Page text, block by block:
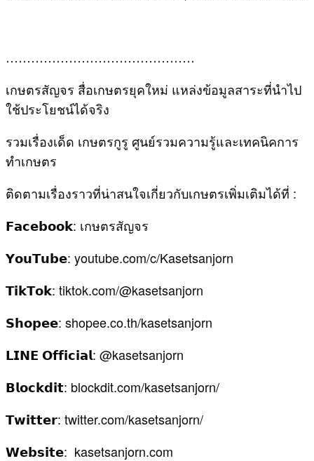
………………………………………
เกษตรสัญจร สื่อเกษตรยุคใหม่ แหล่งข้อมูลสาระที่นำไป
ใช้ประโยชน์ได้จริง
รวมเรื่องเด็ด เกษตรกูรู ศูนย์รวมความรู้และเทคนิคการ
ทำเกษตร
ติดตามเรื่องราวที่น่าสนใจเกี่ยวกับเกษตรเพิ่มเติมได้ที่ :
𝗙𝗮𝗰𝗲𝗯𝗼𝗼𝗸: เกษตรสัญจร
𝗬𝗼𝘂𝗧𝘂𝗯𝗲: youtube.com/c/Kasetsanjorn
𝗧𝗶𝗸𝗧𝗼𝗸: tiktok.com/@kasetsanjorn
𝗦𝗵𝗼𝗽𝗲𝗲: shopee.co.th/kasetsanjorn
𝗟𝗜𝗡𝗘 𝗢𝗳𝗳𝗶𝗰𝗶𝗮𝗹: @kasetsanjorn
𝗕𝗹𝗼𝗰𝗸𝗱𝗶𝘁: blockdit.com/kasetsanjorn/
𝗧𝘄𝗶𝘁𝘁𝗲𝗿: twitter.com/kasetsanjorn/
𝗪𝗲𝗯𝘀𝗶𝘁𝗲: kasetsanjorn.com